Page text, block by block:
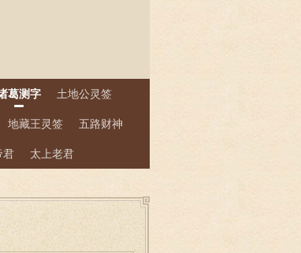
葛测字 土地公灵签
地藏王灵签 五路财神
君 太上老君